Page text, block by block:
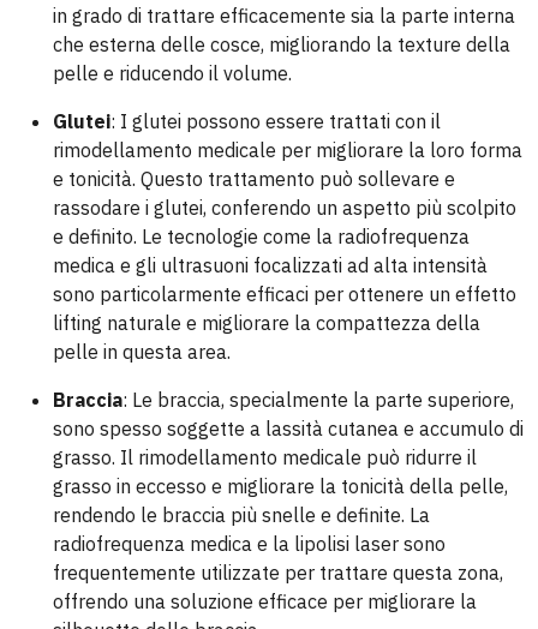
in grado di trattare efficacemente sia la parte interna
che esterna delle cosce, migliorando la texture della
pelle e riducendo il volume.
Glutei: I glutei possono essere trattati con il
rimodellamento medicale per migliorare la loro forma
e tonicità. Questo trattamento può sollevare e
rassodare i glutei, conferendo un aspetto più scolpito
e definito. Le tecnologie come la radiofrequenza
medica e gli ultrasuoni focalizzati ad alta intensità
sono particolarmente efficaci per ottenere un effetto
lifting naturale e migliorare la compattezza della
pelle in questa area.
Braccia: Le braccia, specialmente la parte superiore,
sono spesso soggette a lassità cutanea e accumulo di
grasso. Il rimodellamento medicale può ridurre il
grasso in eccesso e migliorare la tonicità della pelle,
rendendo le braccia più snelle e definite. La
radiofrequenza medica e la lipolisi laser sono
frequentemente utilizzate per trattare questa zona,
offrendo una soluzione efficace per migliorare la